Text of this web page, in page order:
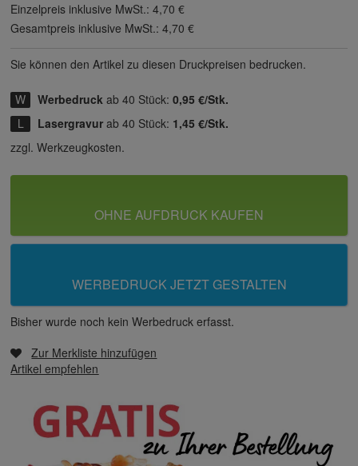
Einzelpreis inklusive MwSt.:4,70 €
Gesamtpreis inklusive MwSt.:4,70 €
Sie können den Artikel zu diesen Druck­preisen bedrucken.
Werbedruck ab 40 Stück:0,95 €/Stk.
Lasergravur ab 40 Stück: 1,45 €/Stk.
zzgl. Werkzeugkosten.
OHNE AUFDRUCK KAUFEN
WERBEDRUCK JETZT GESTALTEN
Bisher wurde noch kein Werbedruck erfasst.
Zur Merkliste hinzufügen
Artikel empfehlen